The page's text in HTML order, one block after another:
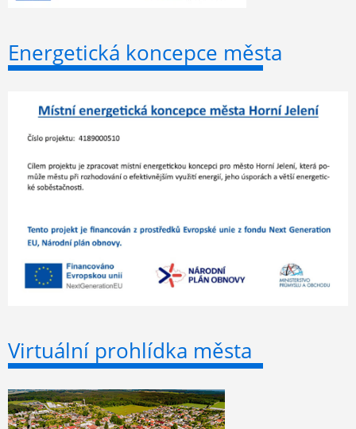
Energetická koncepce města
Virtuální prohlídka města